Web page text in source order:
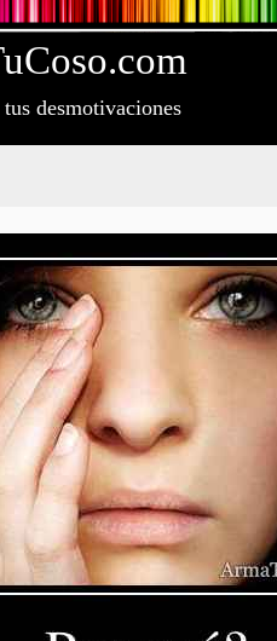
Coso.com
desmotivaciones